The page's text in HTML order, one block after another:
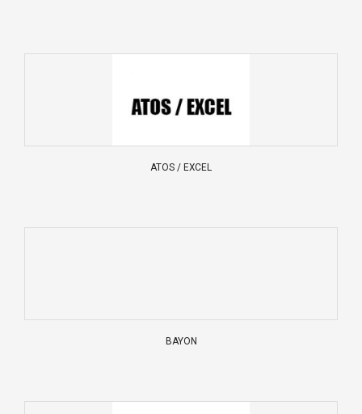
ATOS / EXCEL
BAYON